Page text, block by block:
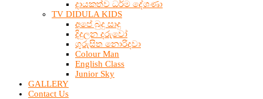
දායකත්ව ධර්ම දේශණා
TV DIDULA KIDS
අපේ බුදු සාදු
දිදුලන දරුවෝ
ගුරුසිත නොරිදවා
Colour Man
English Class
Junior Sky
GALLERY
Contact Us